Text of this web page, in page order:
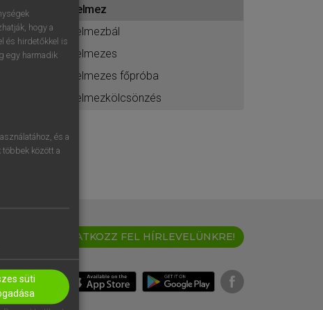
.
jelmez
jelmezbál
jelmezes
jelmezes főpróba
jelmezkölcsönzés
IRATKOZZ FEL HÍRLEVELÜNKRE!
hogy a
és hirdetőkkel is
egy harmadik
és a
között a
süti